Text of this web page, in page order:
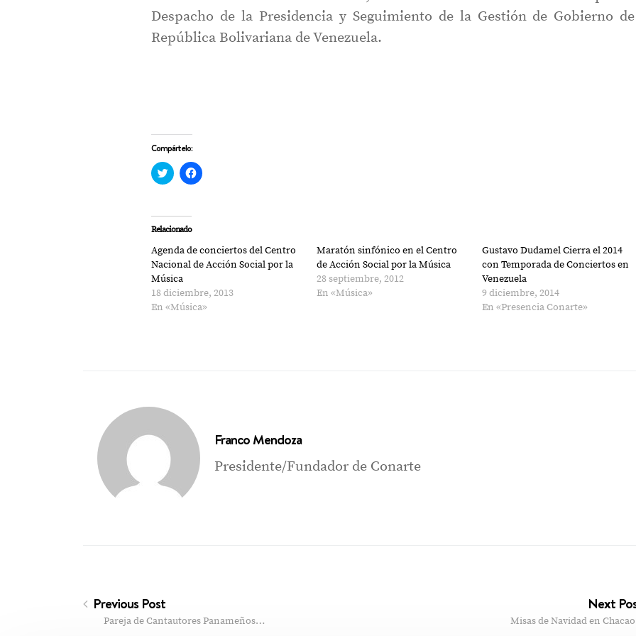
Despacho de la Presidencia y Seguimiento de la Gestión de Gobierno
República Bolivariana de Venezuela.
Compártelo:
Haz
clic
Twitter
(Se
abre
en
una
ventana
nueva)
Haz
clic
una
ventana
Relacionado
Agenda de conciertos del Centro
Nacional de Acción Social por la
Música
18 diciembre, 2013
En «Música»
Maratón sinfónico en el Centro
de Acción Social por la Música
28 septiembre, 2012
En «Música»
Gustavo Dudamel Cierra el 2014
con Temporada de Conciertos en
Venezuela
9 diciembre, 2014
En «Presencia Conarte»
Franco Mendoza
Presidente/Fundador de Conarte
Previous Post
Pareja de Cantautores Panameños…
Next
Misas de Navidad en Chacao